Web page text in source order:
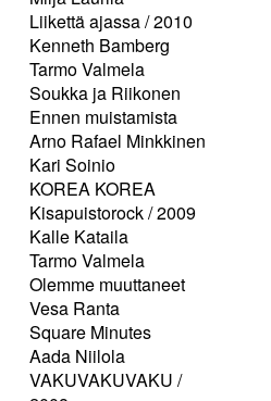
Liikettä ajassa / 2010
Kenneth Bamberg
Tarmo Valmela
Soukka ja Riikonen
Ennen muistamista
Arno Rafael Minkkinen
Kari Soinio
KOREA KOREA
Kisapuistorock / 2009
Kalle Kataila
Tarmo Valmela
Olemme muuttaneet
Vesa Ranta
Square Minutes
Aada Niilola
VAKUVAKUVAKU /